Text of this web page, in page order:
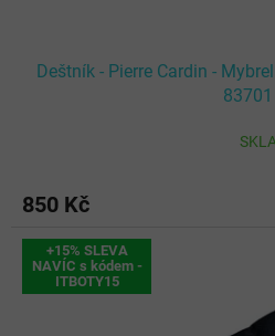
Deštník - Pierre Cardin -
83701
850 Kč
+15% SLEVA
NAVÍC s kódem -
ITBOTY15